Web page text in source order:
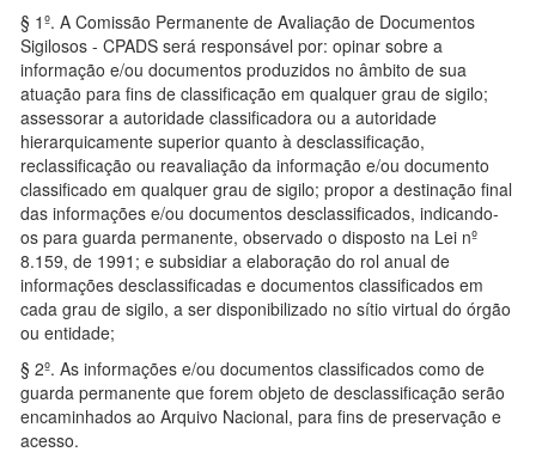
§ 1º. A Comissão Permanente de Avaliação de Documentos
Sigilosos - CPADS será responsável por: opinar sobre a
informação e/ou documentos produzidos no âmbito de sua
atuação para fins de classificação em qualquer grau de sigilo;
assessorar a autoridade classificadora ou a autoridade
hierarquicamente superior quanto à desclassificação,
reclassificação ou reavaliação da informação e/ou documento
classificado em qualquer grau de sigilo; propor a destinação final
das informações e/ou documentos desclassificados, indicando-
os para guarda permanente, observado o disposto na Lei nº
8.159, de 1991; e subsidiar a elaboração do rol anual de
informações desclassificadas e documentos classificados em
cada grau de sigilo, a ser disponibilizado no sítio virtual do órgão
ou entidade;
§ 2º. As informações e/ou documentos classificados como de
guarda permanente que forem objeto de desclassificação serão
encaminhados ao Arquivo Nacional, para fins de preservação e
acesso.